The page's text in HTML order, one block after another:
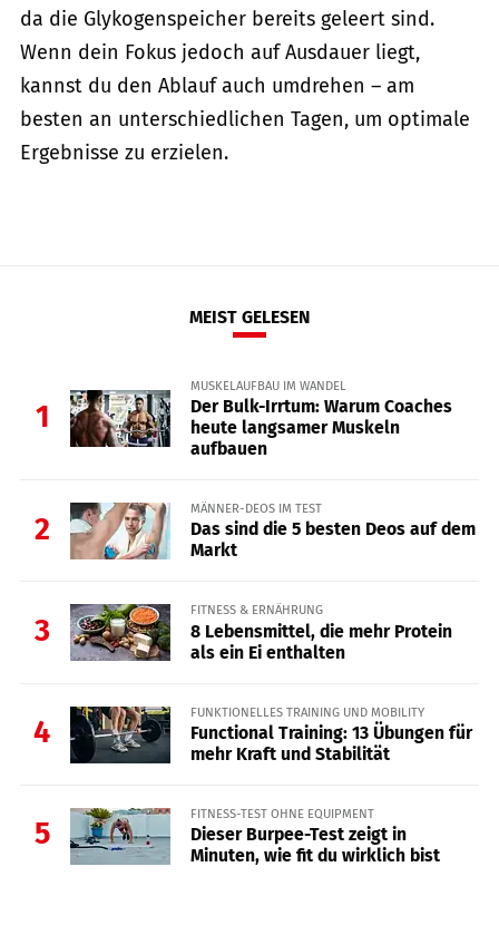
da die Glykogenspeicher bereits geleert sind.
Wenn dein Fokus jedoch auf Ausdauer liegt,
kannst du den Ablauf auch umdrehen – am
besten an unterschiedlichen Tagen, um optimale
Ergebnisse zu erzielen.
MEIST GELESEN
1
MUSKELAUFBAU IM WANDEL
Der Bulk-Irrtum: Warum Coaches
heute langsamer Muskeln
aufbauen
2
MÄNNER-DEOS IM TEST
Das sind die 5 besten Deos auf dem
Markt
3
FITNESS & ERNÄHRUNG
8 Lebensmittel, die mehr Protein
als ein Ei enthalten
4
FUNKTIONELLES TRAINING UND MOBILITY
Functional Training: 13 Übungen für
mehr Kraft und Stabilität
5
FITNESS-TEST OHNE EQUIPMENT
Dieser Burpee-Test zeigt in
Minuten, wie fit du wirklich bist